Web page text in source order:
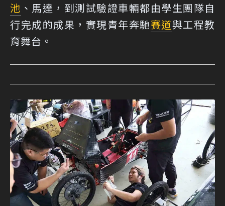
池 、馬達，到測試驗證車輛都由學生團隊自
行完成的成果，實現青年奔馳賽道與工程教
育舞台。